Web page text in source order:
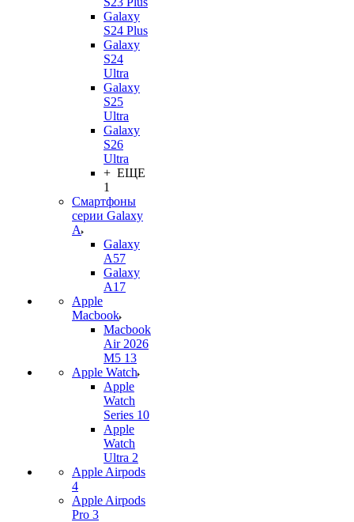
Galaxy
S24 Plus
Galaxy
S24
Ultra
Galaxy
S25
Ultra
Galaxy
S26
Ultra
+ ЕЩЕ
1
Смартфоны
серии Galaxy
A
Galaxy
A57
Galaxy
A17
Apple
Macbook
Macbook
Air 2026
M5 13
Apple Watch
Apple
Watch
Series 10
Apple
Watch
Ultra 2
Apple Airpods
4
Apple Airpods
Pro 3